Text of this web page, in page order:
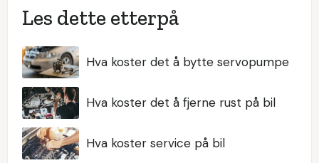
Les dette etterpå
Hva koster det å bytte servopumpe
Hva koster det å fjerne rust på bil
Hva koster service på bil